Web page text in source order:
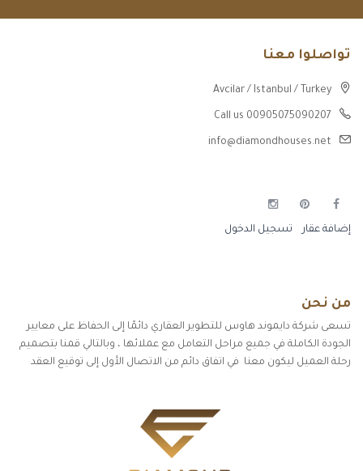
تواصلوا معنا
Avcilar / Istanbul / Turkey
Call us 00905075090207
info@diamondhouses.net
إضافة عقار تسجيل الدخول
من نحن
تسعى شركة دايموند هاوس للتطوير العقاري دائمًا إلى الحفاظ على معايير
الجودة الكاملة في جميع مراحل التعامل مع عملائها ، وبالتالي قمنا بتصميم
رحلة العميل ليكون معنا في اتفاق دائم من الاتصال الأول إلى توقيع العقد